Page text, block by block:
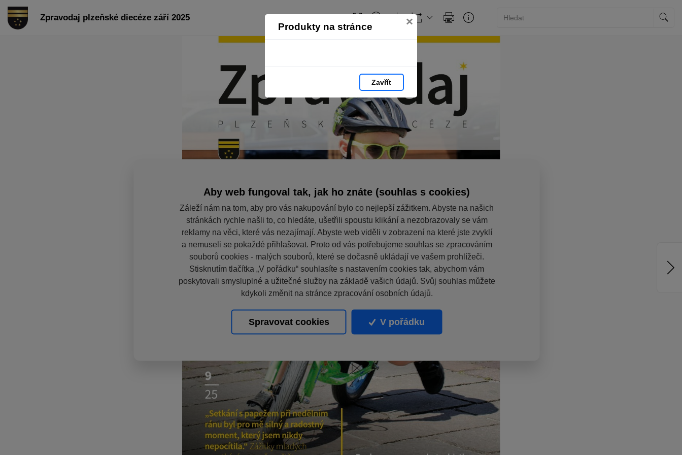
Produkty na stránce ×
Zavřít
Zpravodaj plzeňské diecéze září 2025
Aby web fungoval tak, jak ho znáte (souhlas s cookies)
Záleží nám na tom, aby pro vás nakupování bylo co nejlepší zážitkem. Abyste na našich
stránkách rychle našli to, co hledáte, ušetřili spoustu klikání a nezobrazovaly se vám
reklamy na věci, které vás nezajímají. Abyste web viděli v zobrazení na které jste zvyklí
a nemuseli se pokaždé přihlašovat. Proto od vás potřebujeme souhlas se zpracováním
souborů cookies - malých souborů, které se dočasně ukládají ve vašem prohlížeči.
Stisknutím tlačítka „V pořádku“ souhlasíte s nastavením cookies tak, abychom vám
poskytovali smysluplné a užitečné služby na základě vašich údajů. Svůj souhlas můžete
kdykoli změnit na stránce zpracování osobních údajů.
Spravovat cookies V pořádku